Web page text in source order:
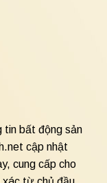
tin bất động sản
cập nhật
cung cấp cho